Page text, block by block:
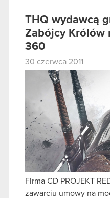
THQ wydawcą
Zabójcy Królów
360
30 czerwca 2011
Firma CD PROJEKT
zawarciu umowy na